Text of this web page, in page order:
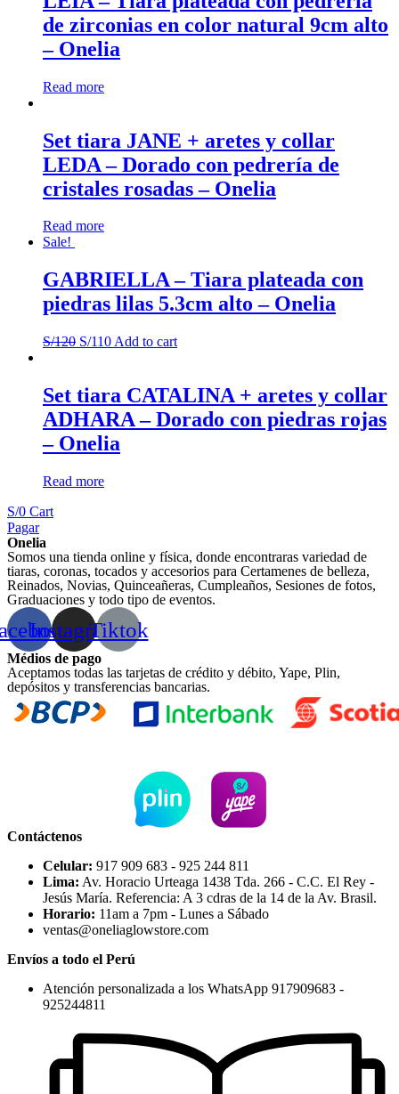
quantity
de zirconias en color natural 9cm alto
– Onelia
Read more
Set tiara JANE + aretes y collar
LEDA – Dorado con pedrería de
cristales rosadas – Onelia
Read more
Sale!
GABRIELLA – Tiara plateada con
piedras lilas 5.3cm alto – Onelia
S/120 S/110 Add to cart
Set tiara CATALINA + aretes y collar
ADHARA – Dorado con piedras rojas
– Onelia
Read more
S/0 Cart
Pagar
Onelia
Somos una tienda online y física, donde encontraras variedad de
tiaras, coronas, tocados y accesorios para Certamenes de belleza,
Reinados, Novias, Quinceañeras, Cumpleaños, Sesiones de fotos,
Graduaciones y todo tipo de eventos.
InstagramTiktok
Médios de pago
Aceptamos todas las tarjetas de crédito y débito, Yape, Plin,
depósitos y transferencias bancarias.
Contáctenos
Celular: 917 909 683 - 925 244 811
Lima: Av. Horacio Urteaga 1438 Tda. 266 - C.C. El Rey -
Jesús María. Referencia: A 3 cdras de la 14 de la Av. Brasil.
Horario: 11am a 7pm - Lunes a Sábado
ventas@oneliaglowstore.com
Envíos a todo el Perú
Atención personalizada a los WhatsApp 917909683 -
925244811